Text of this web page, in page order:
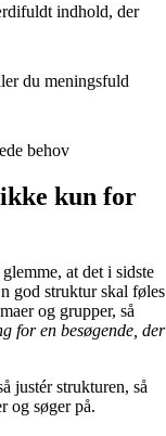
indhold, der
du meningsfuld
behov
kun for
at det i sidste
god struktur skal føles
og grupper, så
for en besøgende, der
justér strukturen, så
og søger på.